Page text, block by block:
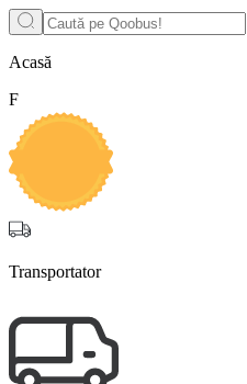
Acasă
F
Transportator